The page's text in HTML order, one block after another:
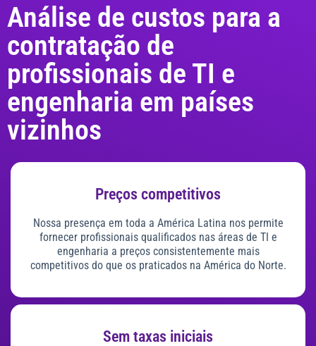
Análise de custos para a
contratação de
profissionais de TI e
engenharia em países
vizinhos
Preços competitivos
Nossa presença em toda a América Latina nos permite
fornecer profissionais qualificados nas áreas de TI e
engenharia a preços consistentemente mais
competitivos do que os praticados na América do Norte.
Sem taxas iniciais